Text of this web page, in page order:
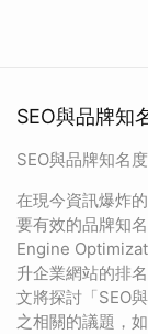
SEO與品牌知
SEO與品牌知名
在現今資訊爆炸
要有效的品牌知
Engine
升企業網站的排
文將探討「SEO
之相關的議題，